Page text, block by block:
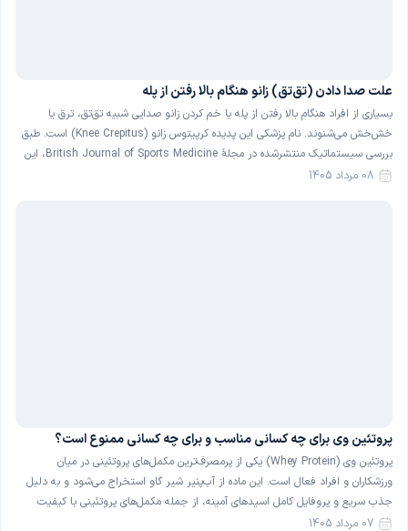
علت صدا دادن (تق‌تق) زانو هنگام بالا رفتن از پله
بسیاری از افراد هنگام بالا رفتن از پله یا خم کردن زانو صدایی شبیه تق‌تق، ترق یا
خش‌خش می‌شنوند. نام پزشکی این پدیده کرپیتوس زانو (Knee Crepitus) است. طبق
بررسی سیستماتیک منتشرشده در مجلهٔ British Journal of Sports Medicine، این
صدا در حدود ۳۶ درصد از افراد کاملاً سالم و بدون درد نیز دیده می‌شود […]
08 مرداد 1405
پروتئین وی برای چه کسانی مناسب و برای چه کسانی ممنوع است؟
پروتئین وی (Whey Protein) یکی از پرمصرف‌ترین مکمل‌های پروتئینی در میان
ورزشکاران و افراد فعال است. این ماده از آب‌پنیر شیر گاو استخراج می‌شود و به دلیل
جذب سریع و پروفایل کامل اسیدهای آمینه، از جمله مکمل‌های پروتئینی با کیفیت
شناخته می‌شود. با این حال، پروتئین وی برای همهٔ افراد گزینهٔ بی‌خطری نیست و در
07 مرداد 1405